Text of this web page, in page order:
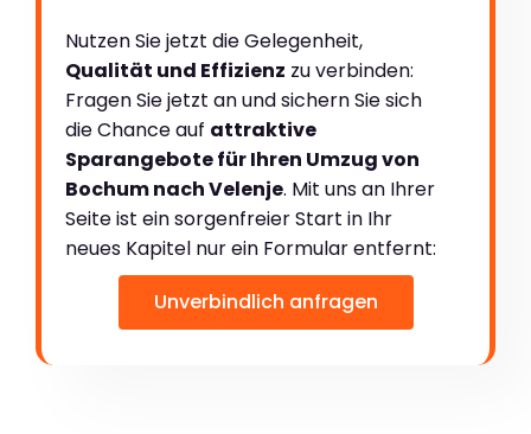
Nutzen Sie jetzt die Gelegenheit,
Qualität und Effizienz zu verbinden:
Fragen Sie jetzt an und sichern Sie sich
die Chance auf attraktive
Sparangebote für Ihren Umzug von
Bochum nach Velenje. Mit uns an Ihrer
Seite ist ein sorgenfreier Start in Ihr
neues Kapitel nur ein Formular entfernt:
Unverbindlich anfragen